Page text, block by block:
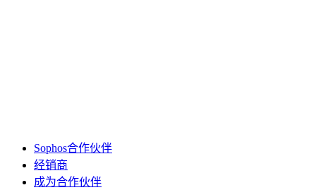
Sophos合作伙伴
经销商
成为合作伙伴